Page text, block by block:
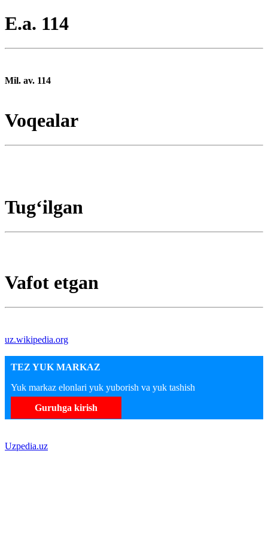
E.a. 114
Mil. av. 114
Voqealar
Tugʻilgan
Vafot etgan
uz.wikipedia.org
TEZ YUK MARKAZ
Yuk markaz elonlari yuk yuborish va yuk tashish
Guruhga kirish
Uzpedia.uz